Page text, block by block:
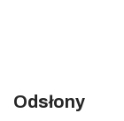
Odsłony